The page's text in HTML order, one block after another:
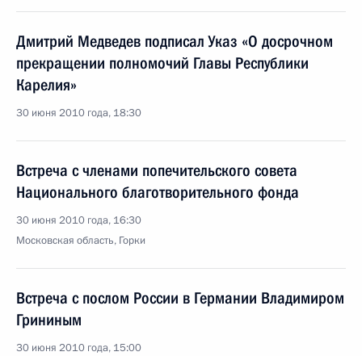
Дмитрий Медведев подписал Указ «О досрочном
прекращении полномочий Главы Республики
Карелия»
30 июня 2010 года, 18:30
Встреча с членами попечительского совета
Национального благотворительного фонда
30 июня 2010 года, 16:30
Московская область, Горки
Встреча с послом России в Германии Владимиром
Грининым
30 июня 2010 года, 15:00